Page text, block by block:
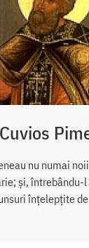
nu numai
și, întrebându-l
înțelepțite